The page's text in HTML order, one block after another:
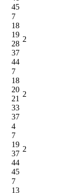
45
7
18
19
28
37
44
2
7
18
20
21
33
37
2
4
7
19
37
44
45
2
7
13